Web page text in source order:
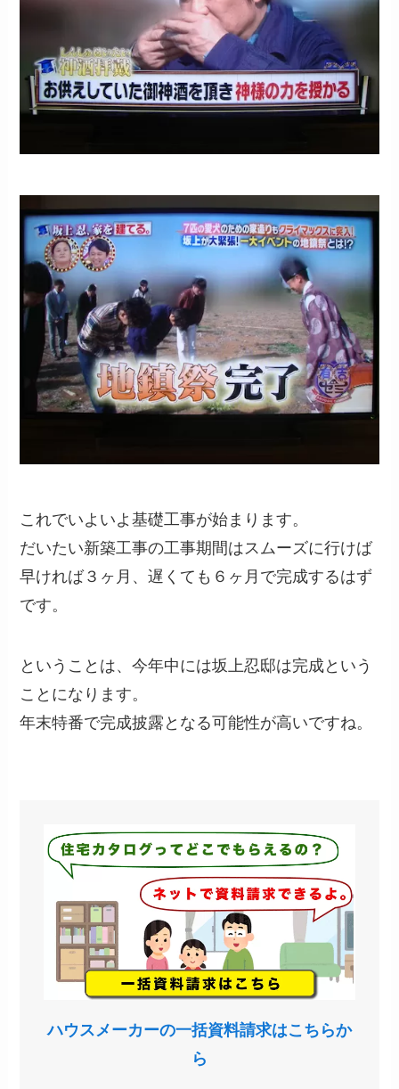
これでいよいよ基礎工事が始まります。
だいたい新築工事の工事期間はスムーズに行けば
早ければ３ヶ月、遅くても６ヶ月で完成するはず
です。
ということは、今年中には坂上忍邸は完成という
ことになります。
年末特番で完成披露となる可能性が高いですね。
ハウスメーカーの一括資料請求はこちらか
ら